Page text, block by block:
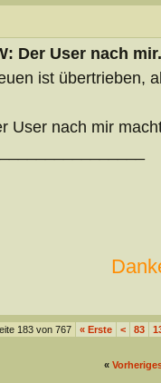
Der User nach
ist übertrieben,
User nach mir
183 von 767 «Erste < 83
«